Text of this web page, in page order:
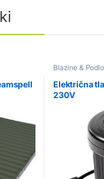
Blazine &
Električna
230V